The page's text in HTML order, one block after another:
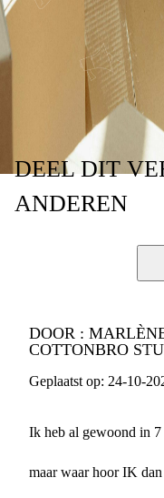
HUIS'
DEEL DIT
ANDEREN
DOOR :
COTTONBRO
Geplaatst op: 24-10-
Ik heb al gewoond in 7
maar waar hoor IK